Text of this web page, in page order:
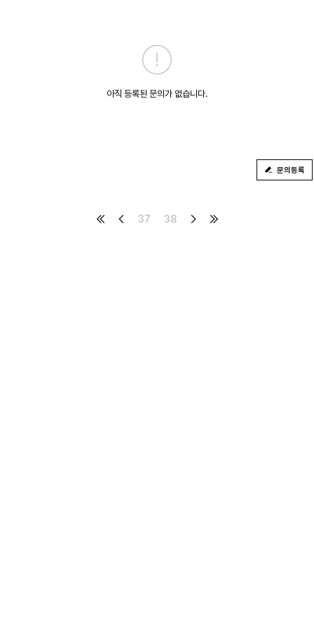
아직 등록된 문의가 없습니다.
문의등록
37 38